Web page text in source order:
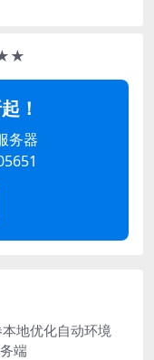
！
务器
地优化自动环境
端